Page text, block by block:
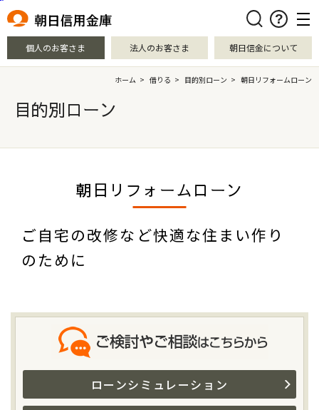
検索
個人のお客さま 法人のお客さま 朝日信金について
ホーム > 借りる > 目的別ローン > 朝日リフォームローン
目的別ローン
朝日リフォームローン
ご自宅の改修など快適な住まい作り
のために
ローンシミュレーション